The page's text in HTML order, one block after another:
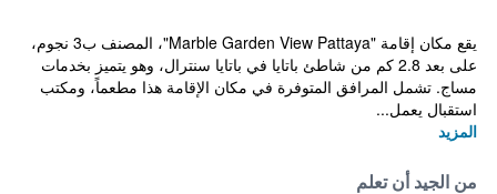
يقع مكان إقامة "Marble Garden View Pattaya"، المصنف ب3 نجوم،
على بعد 2.8 كم من شاطئ باتايا في باتايا سنترال، وهو يتميز بخدمات
مساج. تشمل المرافق المتوفرة في مكان الإقامة هذا مطعماً، ومكتب
استقبال يعمل...
المزيد
من الجيد أن تعلم